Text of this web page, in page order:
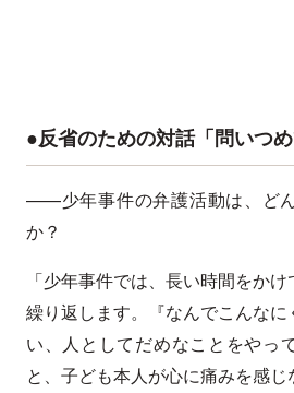
●反省のための対話「問いつ
——少年事件の弁護活動は、ど
か？
「少年事件では、長い時間をか
繰り返します。『なんでこんな
い、人としてだめなことをやっ
と、子ども本人が心に痛みを感じ